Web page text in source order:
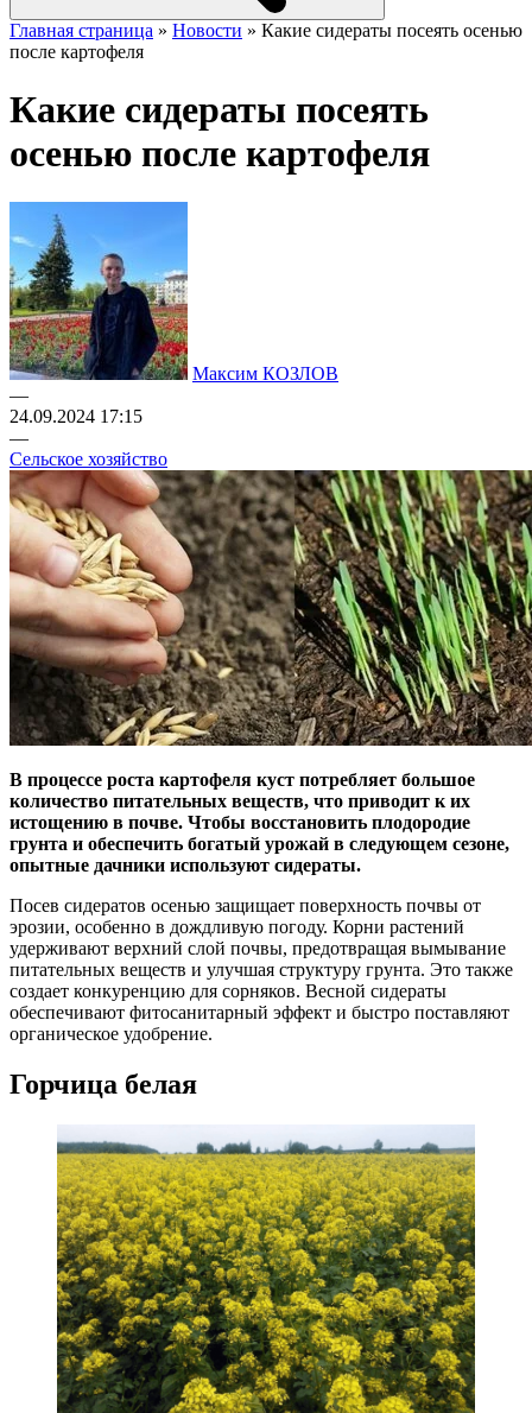
Главная страница » Новости » Какие сидераты посеять осенью
после картофеля
Какие сидераты посеять
осенью после картофеля
Максим КОЗЛОВ
—
24.09.2024 17:15
—
Сельское хозяйство
В процессе роста картофеля куст потребляет большое
количество питательных веществ, что приводит к их
истощению в почве. Чтобы восстановить плодородие
грунта и обеспечить богатый урожай в следующем сезоне,
опытные дачники используют сидераты.
Посев сидератов осенью защищает поверхность почвы от
эрозии, особенно в дождливую погоду. Корни растений
удерживают верхний слой почвы, предотвращая вымывание
питательных веществ и улучшая структуру грунта. Это также
создает конкуренцию для сорняков. Весной сидераты
обеспечивают фитосанитарный эффект и быстро поставляют
органическое удобрение.
Горчица белая